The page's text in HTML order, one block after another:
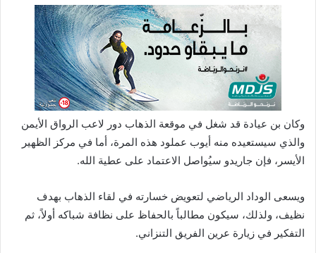
وكان بن عيادة قد شغل في موقعة الذهاب دور لاعب الرواق الأيمن
والذي سيستعيده منه أيوب عملود هذه المرة، أما في مركز الظهير
الأيسر، فإن جاريدو سيُواصل الاعتماد على عطية الله.
ويسعى الوداد الرياضي لتعويض خسارته في لقاء الذهاب بهدف
نظيف، ولذلك، سيكون مطالباً بالحفاظ على نظافة شباكه أولاً، ثم
التفكير في زيارة عرين الفريق التنزاني.